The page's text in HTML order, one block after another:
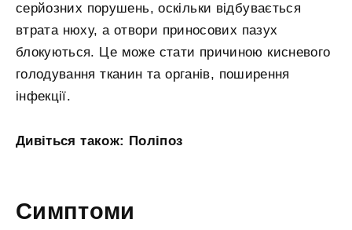
серйозних порушень, оскільки відбувається
втрата нюху, а отвори приносових пазух
блокуються. Це може стати причиною кисневого
голодування тканин та органів, поширення
інфекції.
Дивіться також: Поліпоз
Симптоми